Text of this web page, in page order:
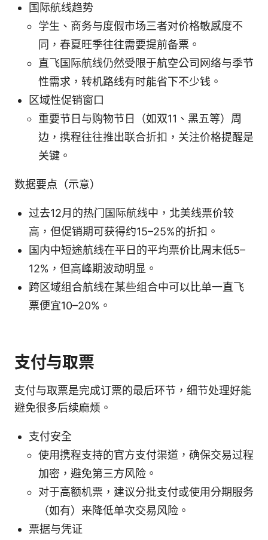
国际航线趋势
学生、商务与度假市场三者对价格敏感度不
同，春夏旺季往往需要提前备票。
直飞国际航线仍然受限于航空公司网络与季节
性需求，转机路线有时能省下不少钱。
区域性促销窗口
重要节日与购物节日（如双11、黑五等）周
边，携程往往推出联合折扣，关注价格提醒是
关键。
数据要点（示意）
过去12月的热门国际航线中，北美线票价较
高，但促销期可获得约15–25%的折扣。
国内中短途航线在平日的平均票价比周末低5–
12%，但高峰期波动明显。
跨区域组合航线在某些组合中可以比单一直飞
票便宜10–20%。
支付与取票
支付与取票是完成订票的最后环节，细节处理好能
避免很多后续麻烦。
支付安全
使用携程支持的官方支付渠道，确保交易过程
加密，避免第三方风险。
对于高额机票，建议分批支付或使用分期服务
（如有）来降低单次交易风险。
票据与凭证